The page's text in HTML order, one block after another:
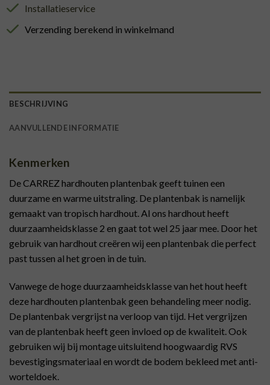
Installatieservice
Verzending berekend in winkelmand
BESCHRIJVING
AANVULLENDE INFORMATIE
Kenmerken
De CARREZ hardhouten plantenbak geeft tuinen een
duurzame en warme uitstraling. De plantenbak is namelijk
gemaakt van tropisch hardhout. Al ons hardhout heeft
duurzaamheidsklasse 2 en gaat tot wel 25 jaar mee. Door het
gebruik van hardhout creëren wij een plantenbak die perfect
past tussen al het groen in de tuin.
Vanwege de hoge duurzaamheidsklasse van het hout heeft
deze hardhouten plantenbak geen behandeling meer nodig.
De plantenbak vergrijst na verloop van tijd. Het vergrijzen
van de plantenbak heeft geen invloed op de kwaliteit. Ook
gebruiken wij bij montage uitsluitend hoogwaardig RVS
bevestigingsmateriaal en wordt de bodem bekleed met anti-
worteldoek.